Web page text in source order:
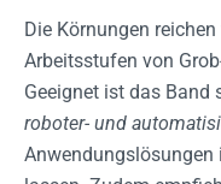
Die Körnungen reichen
Arbeitsstufen von
Geeignet ist das
roboter- und
Anwendungslösungen